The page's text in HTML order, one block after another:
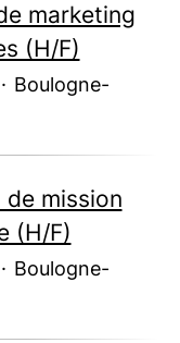
marketing
(H/F)
· Boulogne-
mission
(H/F)
· Boulogne-